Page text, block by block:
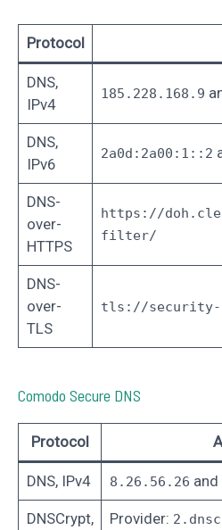
Protocol
DNS,
IPv4
185.228.168.9
DNS,
IPv6
2a0d:2a00:1::2
DNS-
over-
HTTPS
https://
filter/
DNS-
over-
TLS
tls://security-
Comodo Secure DNS
Protocol
DNS, IPv4 8.26.56.26 and
DNSCrypt,
Provider: